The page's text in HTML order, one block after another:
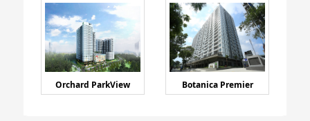
Orchard ParkView Botanica Premier